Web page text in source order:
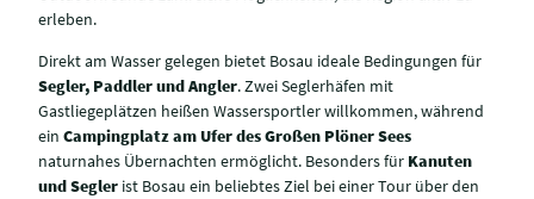
erleben.
Direkt am Wasser gelegen bietet Bosau ideale Bedingungen für
Segler, Paddler und Angler. Zwei Seglerhäfen mit
Gastliegeplätzen heißen Wassersportler willkommen, während
ein Campingplatz am Ufer des Großen Plöner Sees
naturnahes Übernachten ermöglicht. Besonders für Kanuten
und Segler ist Bosau ein beliebtes Ziel bei einer Tour über den